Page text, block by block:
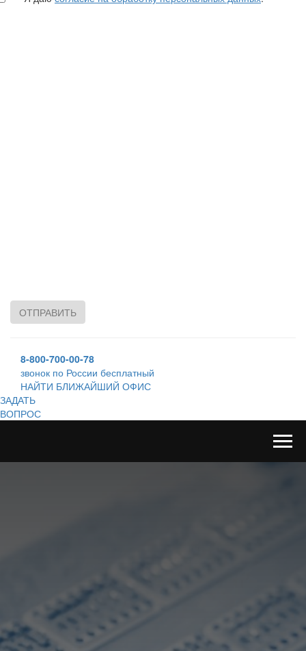
ОТПРАВИТЬ
8-800-700-00-78
звонок по России бесплатный
НАЙТИ БЛИЖАЙШИЙ ОФИС
ЗАДАТЬ
ВОПРОС